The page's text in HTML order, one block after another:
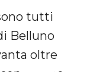
tutti
Belluno
oltre